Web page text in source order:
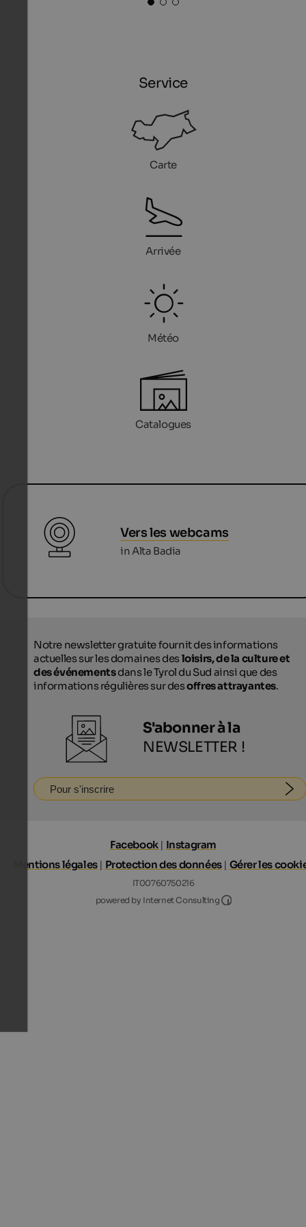
Service
Carte
Arrivée
Météo
Catalogues
Vers les webcams
in Alta Badia
Notre newsletter gratuite fournit des informations
actuelles sur les domaines desloisirs, de la culture et
des événementsdans le Tyrol du Sud ainsi que des
informations régulières sur desoffres attrayantes.
S'abonner à la
NEWSLETTER !
Pour s'inscrire
Facebook | Instagram
Mentions légales| Protection des données| Gérer les
IT00760750216
powered by Internet Consulting
Internet